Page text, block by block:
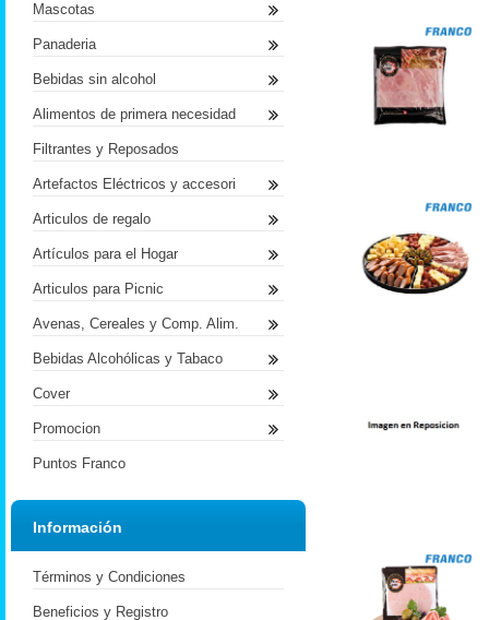
Mascotas
Panaderia
Bebidas sin alcohol
Alimentos de primera necesidad
Filtrantes y Reposados
Artefactos Eléctricos y accesori
Articulos de regalo
Artículos para el Hogar
Articulos para Picnic
Avenas, Cereales y Comp. Alim.
Bebidas Alcohólicas y Tabaco
Cover
Promocion
Puntos Franco
Información
Términos y Condiciones
Beneficios y Registro